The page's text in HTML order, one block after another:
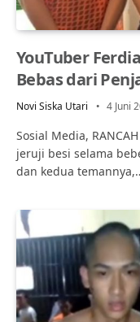
YouTuber
Bebas dari
Novi Siska Utari 4 Juni
Sosial Media,
jeruji besi selama
dan kedua